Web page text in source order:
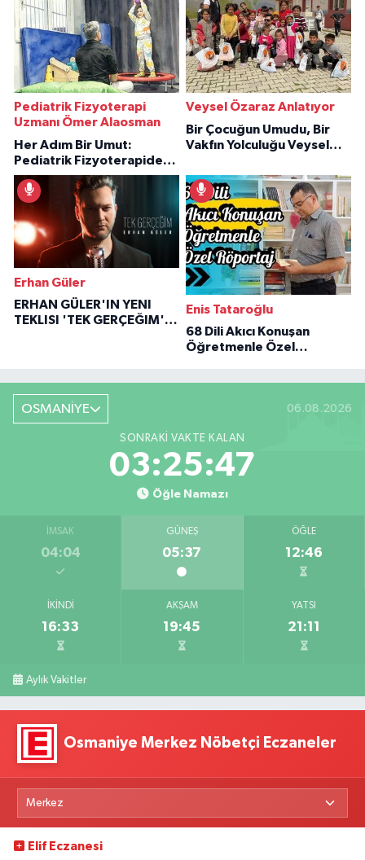
Pediatrik Fizyoterapi
Uzmanı Ömer Alaosman
Her Adım Bir Umut:
Pediatrik Fizyoterapiden
İlham Veren Hikâyeler
Veysel Özaraz Anlatıyor
Bir Çocuğun Umudu, Bir
Vakfın Yolculuğu Veysel
Erhan Güler
ERHAN GÜLER'IN YENI
TEKLISI 'TEK GERÇEĞIM'LE
Enis Tataroğlu
68 Dili Akıcı Konuşan
Öğretmenle Özel
OSMANİYE 06.08.2026
SONRAKI VAKTE KALAN
03:25:46
Öğle Namazı
İMSAK
04:04
GÜNEŞ
05:37
ÖĞLE
12:46
İKINDI
16:33
AKŞAM
19:45
YATSI
21:11
Aylık Vakitler
Osmaniye Merkez Nöbetçi Eczaneler
Elif Eczanesi